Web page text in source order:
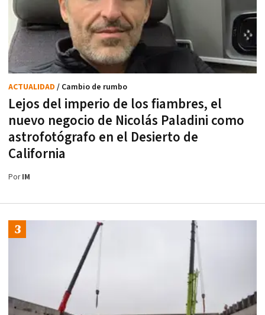
Lejos del imperio de los fiambres, el
nuevo negocio de Nicolás Paladini como
astrofotógrafo en el Desierto de
California
ACTUALIDAD / Cambio de rumbo
PorIM